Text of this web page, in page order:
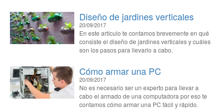
Diseño de jardines verticales
20/09/2017
En este artículo te contamos brevemente en qué
consiste el diseño de jardines verticales y cuáles
son los pasos para llevarlo a cabo.
Cómo armar una PC
20/09/2017
No es necesario ser un experto para llevar a
cabo el armado de una computadora por eso te
contamos cómo armar una PC fácil y rápido.